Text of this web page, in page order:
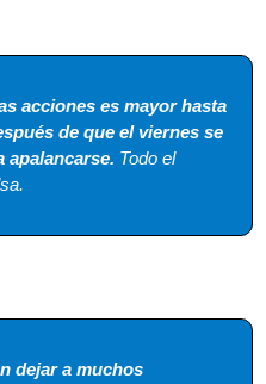
acciones es mayor hasta
de que el viernes se
apalancarse. Todo el
dejar a muchos